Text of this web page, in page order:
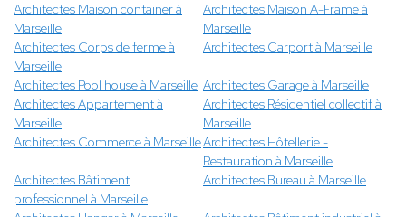
Architectes Maison container à
Marseille
Architectes Maison A-Frame à
Marseille
Architectes Corps de ferme à
Marseille
Architectes Carport à Marseille
Architectes Pool house à Marseille Architectes Garage à Marseille
Architectes Appartement à
Marseille
Architectes Résidentiel collectif à
Marseille
Architectes Commerce à MarseilleArchitectes Hôtellerie -
Restauration à Marseille
Architectes Bâtiment
professionnel à Marseille
Architectes Bureau à Marseille